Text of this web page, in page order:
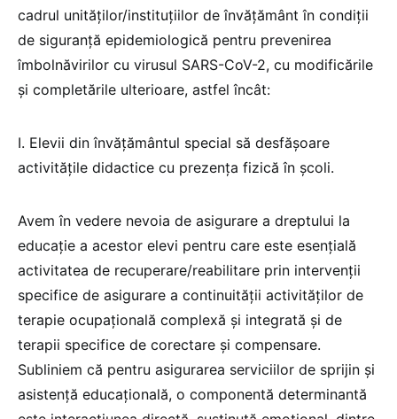
cadrul unităţilor/instituţiilor de învăţământ în condiţii
de siguranţă epidemiologică pentru prevenirea
îmbolnăvirilor cu virusul SARS-CoV-2, cu modificările
și completările ulterioare, astfel încât:
I. Elevii din învățământul special să desfășoare
activitățile didactice cu prezența fizică în școli.
Avem în vedere nevoia de asigurare a dreptului la
educație a acestor elevi pentru care este esențială
activitatea de recuperare/reabilitare prin intervenții
specifice de asigurare a continuității activităților de
terapie ocupațională complexă și integrată și de
terapii specifice de corectare și compensare.
Subliniem că pentru asigurarea serviciilor de sprijin și
asistență educațională, o componentă determinantă